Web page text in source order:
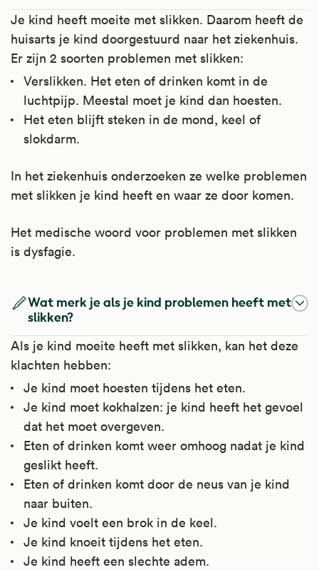
Je kind heeft moeite met slikken. Daarom heeft de
huisarts je kind doorgestuurd naar het ziekenhuis.
Er zijn 2 soorten problemen met slikken:
Verslikken. Het eten of drinken komt in de
luchtpijp. Meestal moet je kind dan hoesten.
Het eten blijft steken in de mond, keel of
slokdarm.
In het ziekenhuis onderzoeken ze welke problemen
met slikken je kind heeft en waar ze door komen.
Het medische woord voor problemen met slikken
is dysfagie.
Wat merk je als je kind problemen heeft met
slikken?
Als je kind moeite heeft met slikken, kan het deze
klachten hebben:
Je kind moet hoesten tijdens het eten.
Je kind moet kokhalzen: je kind heeft het gevoel
dat het moet overgeven.
Eten of drinken komt weer omhoog nadat je kind
geslikt heeft.
Eten of drinken komt door de neus van je kind
naar buiten.
Je kind voelt een brok in de keel.
Je kind knoeit tijdens het eten.
Je kind heeft een slechte adem.